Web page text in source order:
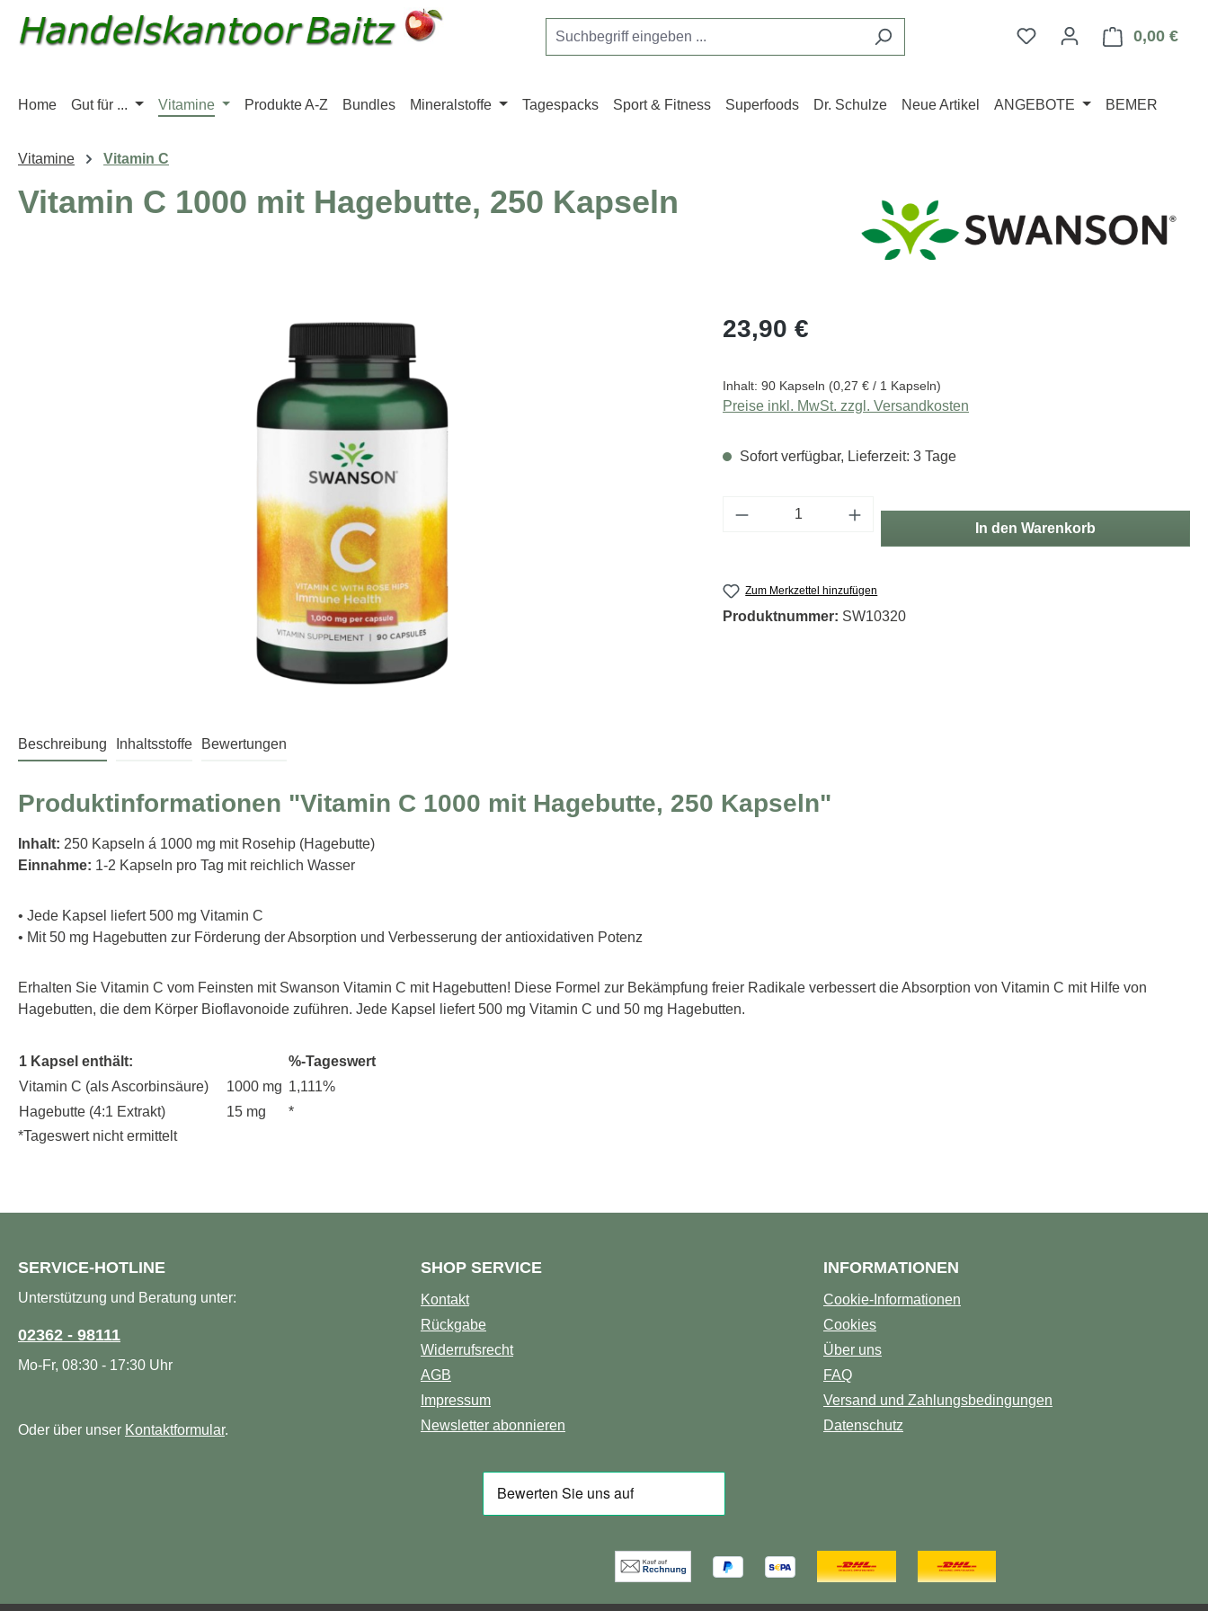
Hauptinhalt springen
Zur Suche springen
Zur Hauptnavigation springen
Du hast 0 Produkte auf
0,00 €
Home Gut für ... Vitamine Produkte A-Z Bundles Mineralstoffe Tagespacks Sport & Fitness Superfoods Dr. Schulze Neue Artikel ANGEBOTE BEMER
Vitamine Vitamin C
Vitamin C 1000 mit Hagebutte, 250 Kapseln
Regulärer Preis:
23,90 €
Inhalt: 90 Kapseln (0,27 € / 1 Kapseln)
Preise inkl. MwSt. zzgl. Versandkosten
Sofort verfügbar, Lieferzeit: 3 Tage
Produkt Anzahl: Gib den gewünschten Wert ein
In den Warenkorb
Zum Merkzettel hinzufügen
Produktnummer: SW10320
Beschreibung Inhaltsstoffe Bewertungen
Produktinformationen "Vitamin C 1000 mit Hagebutte, 250 Kapseln"
Inhalt: 250 Kapseln á 1000 mg mit Rosehip (Hagebutte)
Einnahme: 1-2 Kapseln pro Tag mit reichlich Wasser
• Jede Kapsel liefert 500 mg Vitamin C
• Mit 50 mg Hagebutten zur Förderung der Absorption und Verbesserung der antioxidativen Potenz
Erhalten Sie Vitamin C vom Feinsten mit Swanson Vitamin C mit Hagebutten! Diese Formel zur Bekämpfung freier Radikale verbessert die Absorption von Vitamin C mit Hilfe von
Hagebutten, die dem Körper Bioflavonoide zuführen. Jede Kapsel liefert 500 mg Vitamin C und 50 mg Hagebutten.
1 Kapsel enthält:
%-Tageswert
Vitamin C (als Ascorbinsäure)
1000 mg 1,111%
Hagebutte (4:1 Extrakt)
15 mg
*
*Tageswert nicht ermittelt
SERVICE-HOTLINE
Unterstützung und Beratung unter:
02362 - 98111
Mo-Fr, 08:30 - 17:30 Uhr
Oder über unser Kontaktformular.
SHOP SERVICE
Kontakt
Rückgabe
Widerrufsrecht
AGB
Impressum
Newsletter abonnieren
INFORMATIONEN
Cookie-Informationen
Cookies
Über uns
FAQ
Versand und Zahlungsbedingungen
Datenschutz